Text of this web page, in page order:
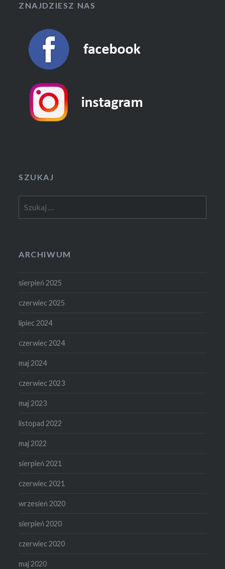
ZNAJDZIESZ NAS
SZUKAJ
ARCHIWUM
sierpień 2025
czerwiec 2025
lipiec 2024
czerwiec 2024
maj 2024
czerwiec 2023
maj 2023
listopad 2022
maj 2022
sierpień 2021
czerwiec 2021
wrzesień 2020
sierpień 2020
czerwiec 2020
maj 2020